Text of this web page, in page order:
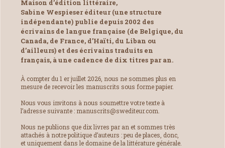
Maison d’édition littéraire,
Sabine Wespieser éditeur (une structure
indépendante) publie depuis 2002 des
écrivains de langue française (de Belgique, du
Canada, de France, d’Haïti, du Liban ou
d’ailleurs) et des écrivains traduits en
français, à une cadence de dix titres par an.
À compter du 1 er juillet 2026, nous ne sommes plus en
mesure de recevoir les manuscrits sous forme papier.
Nous vous invitons à nous soumettre votre texte à
l’adresse suivante : manuscrits@swediteur.com.
Nous ne publions que dix livres par an et sommes très
attachés à notre politique d’auteurs : peu de places, donc,
et uniquement dans le domaine de la littérature générale.